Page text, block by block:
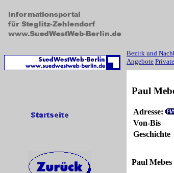
Bezirk und
Angebote
Paul
Adresse:
Von-Bis
Geschichte
Paul Mebes